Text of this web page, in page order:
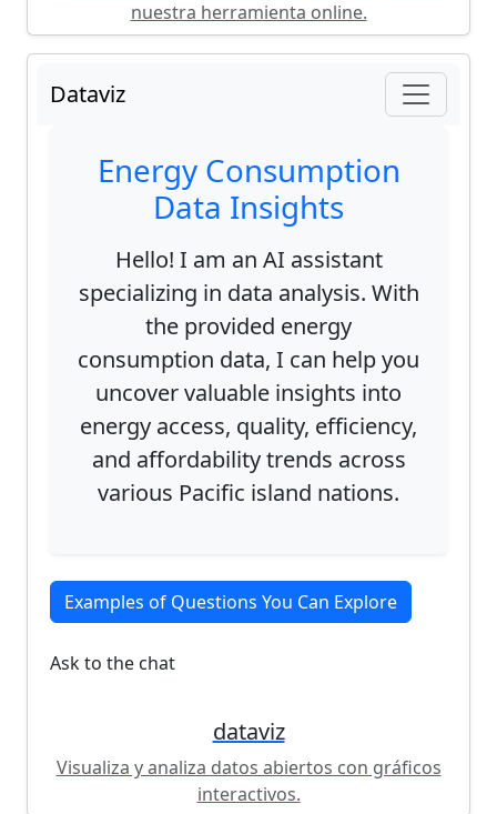
nuestra herramienta online.
dataviz
Visualiza y analiza datos abiertos con gráficos
interactivos.